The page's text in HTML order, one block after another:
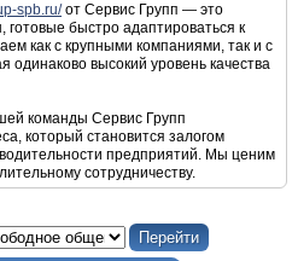
spb.ru/от Сервис Групп — это
быстро адаптироваться к
как с крупными компаниями, так и с
высокий уровень качества
команды Сервис Групп
который становится залогом
предприятий. Мы ценим
сотрудничеству.